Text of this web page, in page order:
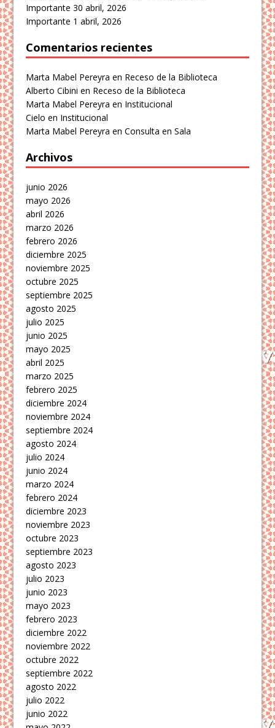
Importante 30 abril, 2026
Importante 1 abril, 2026
Comentarios recientes
Marta Mabel Pereyra en Receso de la Biblioteca
Alberto Cibini en Receso de la Biblioteca
Marta Mabel Pereyra en Institucional
Cielo en Institucional
Marta Mabel Pereyra enConsulta en Sala
Archivos
junio 2026
mayo 2026
abril 2026
marzo 2026
febrero 2026
diciembre 2025
noviembre 2025
octubre 2025
septiembre 2025
agosto 2025
julio 2025
junio 2025
mayo 2025
abril 2025
marzo 2025
febrero 2025
diciembre 2024
noviembre 2024
septiembre 2024
agosto 2024
julio 2024
junio 2024
marzo 2024
febrero 2024
diciembre 2023
noviembre 2023
octubre 2023
septiembre 2023
agosto 2023
julio 2023
junio 2023
mayo 2023
febrero 2023
diciembre 2022
noviembre 2022
octubre 2022
septiembre 2022
agosto 2022
julio 2022
junio 2022